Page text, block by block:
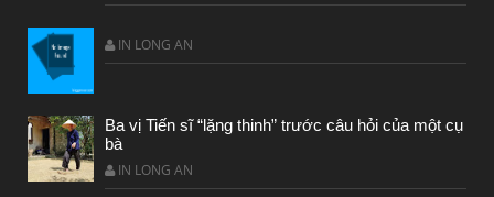
CHUYỆN Ý NGHĨA
ĐÊM NOEL ĐẸP NHẤT TRONG ĐỜI
IN LONG AN
Ba vị Tiến sĩ “lặng thinh” trước câu hỏi của một cụ
bà
IN LONG AN